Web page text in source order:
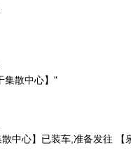
干集散中心】"
集散中心】已装车,准备发往